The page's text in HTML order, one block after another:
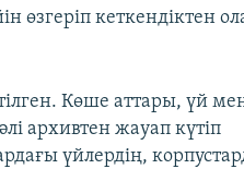
өзгеріп кеткендіктен
Көше аттары, үй
архивтен жауап күтіп
үйлердің,